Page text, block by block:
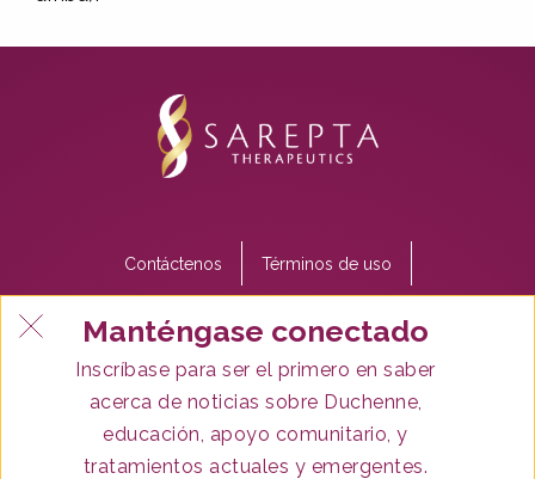
Manténgase conectado
Inscríbase para ser el primero en saber
acerca de noticias sobre Duchenne,
educación, apoyo comunitario, y
tratamientos actuales y emergentes.
Footer
menu
Contáctenos Términos de uso
Política de privacidad Sarepta.com
SareptAssist Manténgase conectado